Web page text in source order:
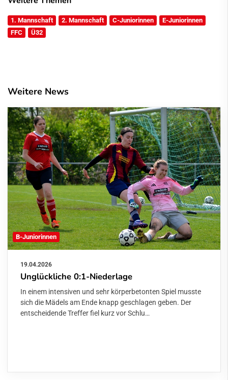
1. Mannschaft 2. Mannschaft C-Juniorinnen
E-Juniorinnen
FFC
Ü32
Weitere News
B-Juniorinnen
19.04.2026
Unglückliche 0:1-Niederlage
In einem intensiven und sehr körperbetonten Spiel musste
sich die Mädels am Ende knapp geschlagen geben. Der
entscheidende Treffer fiel kurz vor Schlu…